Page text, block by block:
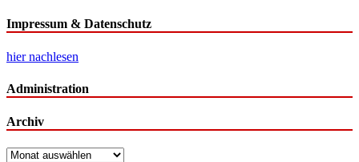
Impressum & Datenschutz
hier nachlesen
Administration
Archiv
Archiv